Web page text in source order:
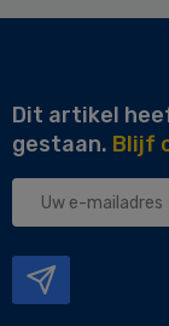
Dit artikel
gestaan. Blijf
Uw